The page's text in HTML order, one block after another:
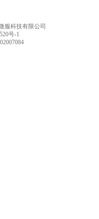
服科技有限公司
号-1